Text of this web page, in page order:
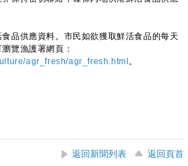
供應資料。市民如欲獲取鮮活食品的每天
覽漁護署網頁：
agr_fresh/agr_fresh.html 。
返回新聞列表 返回頁首